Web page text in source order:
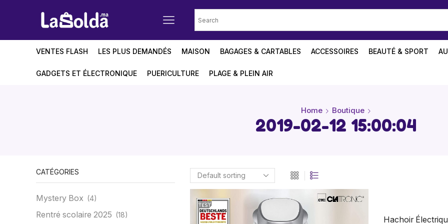
VENTES FLASH LES PLUS DEMANDÉS MAISON BAGAGES & CARTABLES ACCESSOIRES BEAUTÉ & SPORT
GADGETS ET ÉLECTRONIQUE PUERICULTURE PLAGE & PLEIN AIR
Home Boutique
2019-02-12 15:00:04
Hachoir
CATÉGORIES
Mystery Box (4)
Rentré scolaire 2025 (18)